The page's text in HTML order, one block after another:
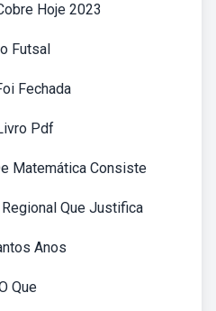
Hoje 2023
Futsal
Fechada
Pdf
Matemática Consiste
Que Justifica
Anos
Que